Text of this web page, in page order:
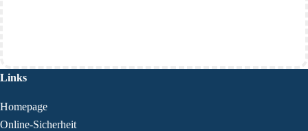
Links
Homepage
Online-Sicherheit